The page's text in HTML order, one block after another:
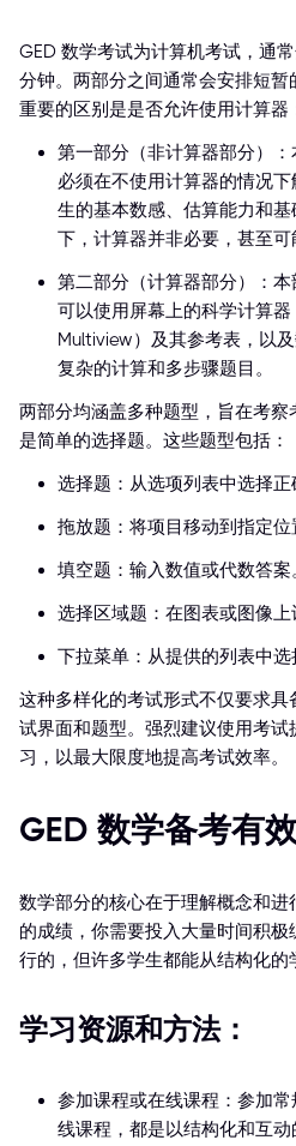
GED 数学考试为计算机考试，通
分钟。两部分之间通常会安排短
重要的区别是是否允许使用计算器
第一部分（非计算器部分）
必须在不使用计算器的情况
生的基本数感、估算能力和
下，计算器并非必要，甚至可
第二部分（计算器部分）：
可以使用屏幕上的科学计算
Multiview）及其参考表，以
复杂的计算和多步骤题目。
两部分均涵盖多种题型，旨在考察
是简单的选择题。这些题型包括：
选择题：从选项列表中选择正
拖放题：将项目移动到指定位
填空题：输入数值或代数答案
选择区域题：在图表或图像上
下拉菜单：从提供的列表中选
这种多样化的考试形式不仅要求
试界面和题型。强烈建议使用考
习，以最大限度地提高考试效率。
GED 数学备考有
数学部分的核心在于理解概念和
的成绩，你需要投入大量时间积
行的，但许多学生都能从结构化的
学习资源和方法：
参加课程或在线课程：参加
线课程，都是以结构化和互